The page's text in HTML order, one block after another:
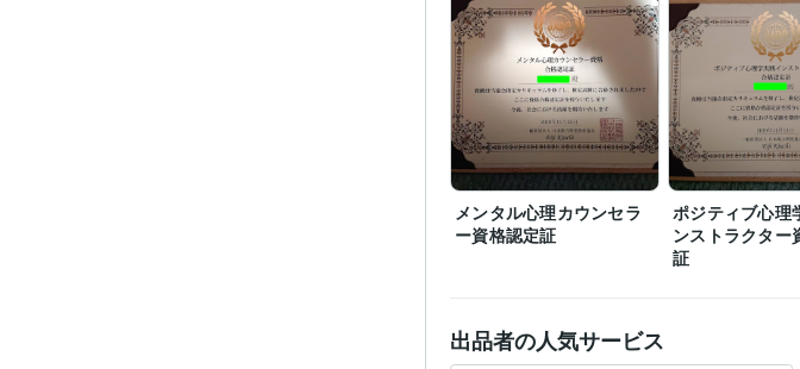
メンタル心理カウンセラ
ー資格認定証
ポジティブ心理
ンストラクター
証
出品者の人気サービス